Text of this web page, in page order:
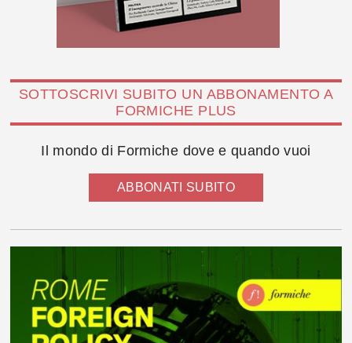
SOTTOSCRIVI SUBITO UN ABBONAMENTO A
FORMICHE PLUS
Il mondo di Formiche dove e quando vuoi
ABBONATI SUBITO